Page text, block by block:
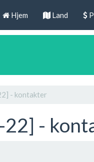
Hjem Land
- kontakter
-